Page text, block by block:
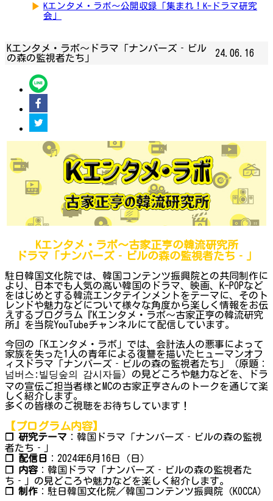
▶ Kエンタメ・ラボ～公開収録「集まれ！K-ドラマ研究
会」
Kエンタメ・ラボ～ドラマ「ナンバーズ‐ビル
の森の監視者たち」
24.06.16
Kエンタメ・ラボ～古家正亨の韓流研究所
ドラマ「ナンバーズ‐ビルの森の監視者たち‐」
駐日韓国文化院では、韓国コンテンツ振興院との共同制作に
より、日本でも人気の高い韓国のドラマ、映画、K-POPなど
をはじめとする韓流エンタテインメントをテーマに、そのト
レンドや魅力などについて様々な角度から楽しく情報をお伝
えするプログラム『Kエンタメ・ラボ～古家正亨の韓流研究
所』を当院YouTubeチャンネルにて配信しています。
今回の「Kエンタメ・ラボ」では、会計法人の悪事によって
家族を失った1人の青年による復讐を描いたヒューマンオフ
ィスドラマ「ナンバーズ‐ビルの森の監視者たち」（原題：
넘버스:빌딩숲의 감시자들）の見どころや魅力などを、ドラ
マの宣伝ご担当者様とMCの古家正亨さんのトークを通じて楽
しく紹介します。
多くの皆様のご視聴をお待ちしています！
【プログラム内容】
❐ 研究テーマ ：韓国ドラマ「ナンバーズ‐ビルの森の監視
者たち‐」
❐ 配信日
：2024年6月16日（日）
❐ 内容 ：韓国ドラマ「ナンバーズ‐ビルの森の監視者た
ち‐」の見どころや魅力などを楽しく紹介します。
❐ 制作 ：駐日韓国文化院／韓国コンテンツ振興院（KOCCA）